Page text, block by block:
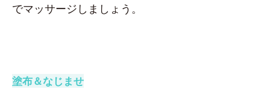
でマッサージしましょう。
塗布＆なじませ